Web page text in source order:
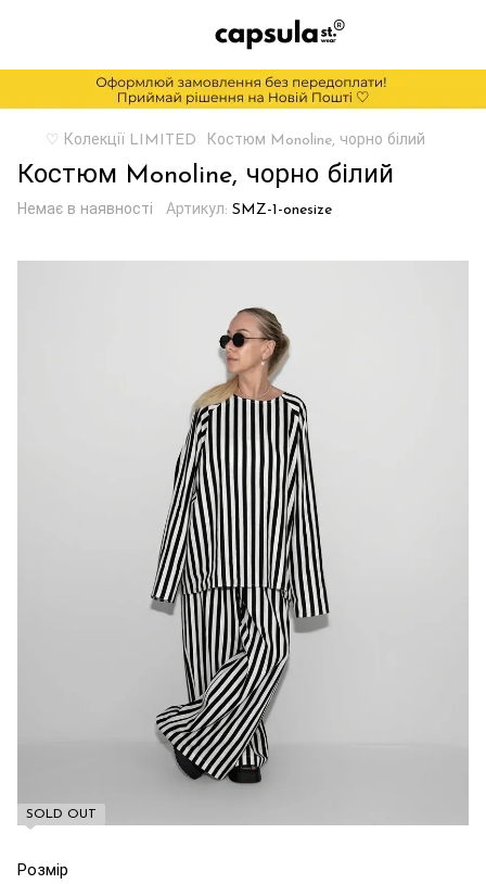
♡ Колекції LIMITED Костюм Monoline, чорно білий
Костюм Monoline, чорно білий
Немає в наявності Артикул: SMZ-1-onesize
SOLD OUT
Розмір